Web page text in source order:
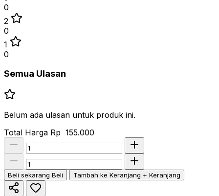
0
2
0
1
0
Semua Ulasan
Belum ada ulasan untuk produk ini.
Total Harga Rp 155.000
Beli sekarang Beli Tambah ke Keranjang + Keranjang